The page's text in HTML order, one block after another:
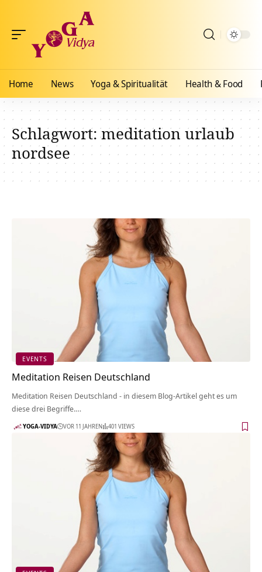
Home News Yoga & Spiritualität Health & Food
Schlagwort:meditation urlaub
nordsee
EVENTS
Meditation Reisen Deutschland
Meditation Reisen Deutschland - in diesem Blog-Artikel geht es um
diese drei Begriffe.…
YOGA-VIDYA VOR 11 JAHREN 401 VIEWS